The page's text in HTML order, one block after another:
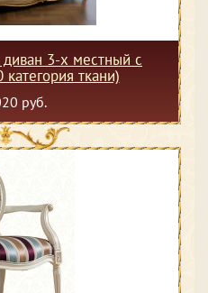
3-х местный с
(10 категория ткани)
руб.